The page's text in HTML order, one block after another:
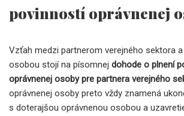
povinností oprávnenej
Vzťah medzi partnerom verejného sektora
osobou stojí na písomnej dohode o plnení
oprávnenej osoby pre partnera verejného
oprávnenej osoby preto vždy znamená
s doterajšou oprávnenou osobou a